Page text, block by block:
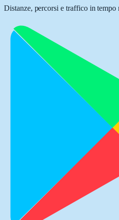
Distanze, percorsi e traffico in tempo